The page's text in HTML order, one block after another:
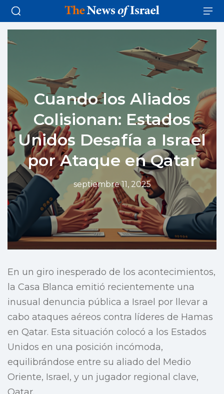
Cuando los Aliados
Colisionan: Estados
Unidos Desafía a Israel
por Ataque en Qatar
septiembre 11, 2025
En un giro inesperado de los acontecimientos,
la Casa Blanca emitió recientemente una
inusual denuncia pública a Israel por llevar a
cabo ataques aéreos contra líderes de Hamas
en Qatar. Esta situación colocó a los Estados
Unidos en una posición incómoda,
equilibrándose entre su aliado del Medio
Oriente, Israel, y un jugador regional clave,